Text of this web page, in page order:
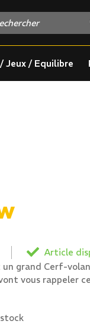
Jeux / Equilibre
Article
un grand Cerf-
vous rappeler
stock